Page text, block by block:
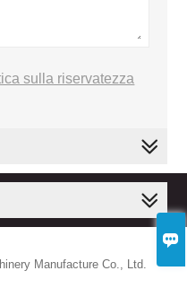

sulla riservatezza
Manufacture Co., Ltd.